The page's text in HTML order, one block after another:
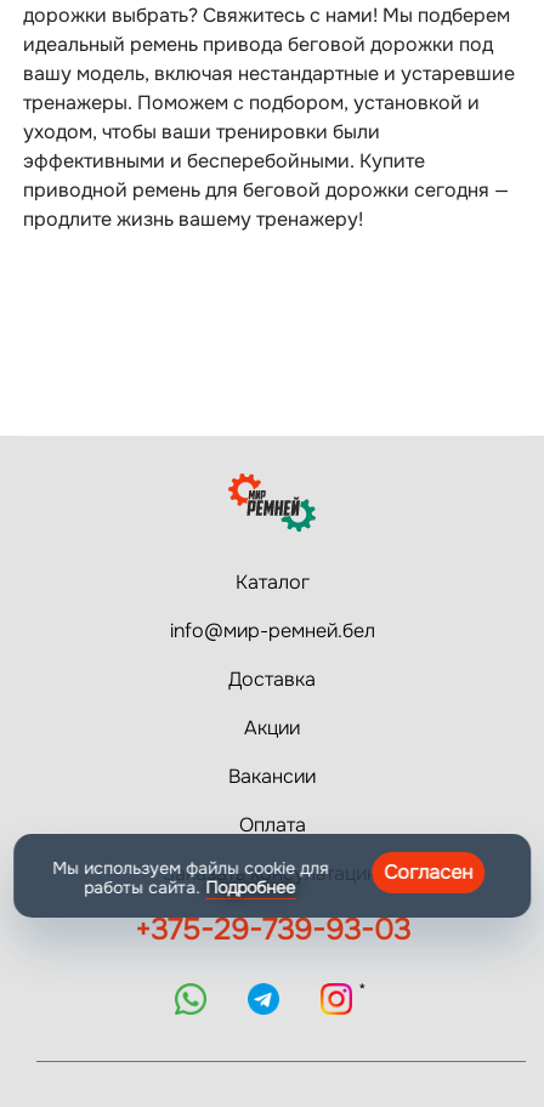
дорожки выбрать? Свяжитесь с нами! Мы подберем
идеальный ремень привода беговой дорожки под
вашу модель, включая нестандартные и устаревшие
тренажеры. Поможем с подбором, установкой и
уходом, чтобы ваши тренировки были
эффективными и бесперебойными. Купите
приводной ремень для беговой дорожки сегодня —
продлите жизнь вашему тренажеру!
Каталог
info@мир-ремней.бел
Доставка
Акции
Вакансии
Оплата
Заказать консультацию
+375-29-739-93-03
*
Мы используем файлы cookie для
работы сайта. Подробнее
Согласен